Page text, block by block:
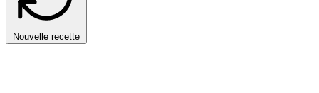
Nouvelle recette